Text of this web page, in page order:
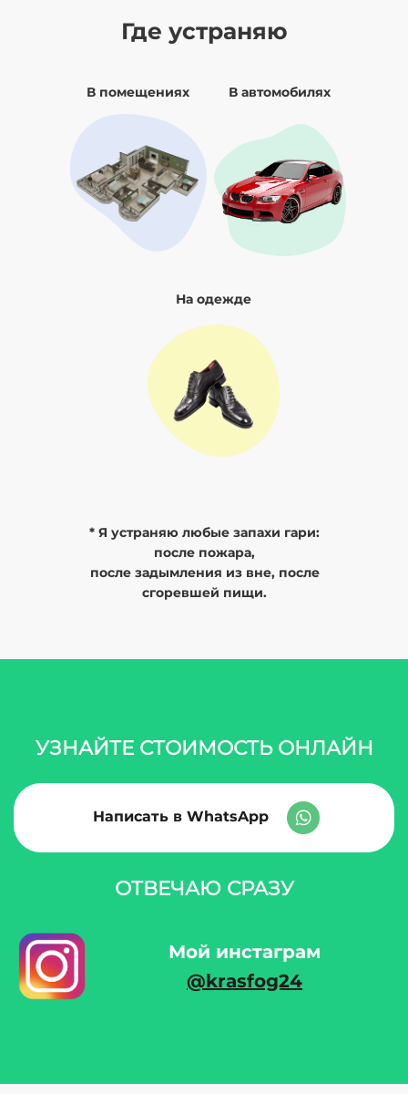
Где устраняю
В помещениях В автомобилях
На одежде
* Я устраняю любые запахи гари:
после пожара,
после задымления из вне, после
сгоревшей пищи.
УЗНАЙТЕ СТОИМОСТЬ ОНЛАЙН
Написать в WhatsApp
ОТВЕЧАЮ СРАЗУ
Мой инстаграм
@krasfog24